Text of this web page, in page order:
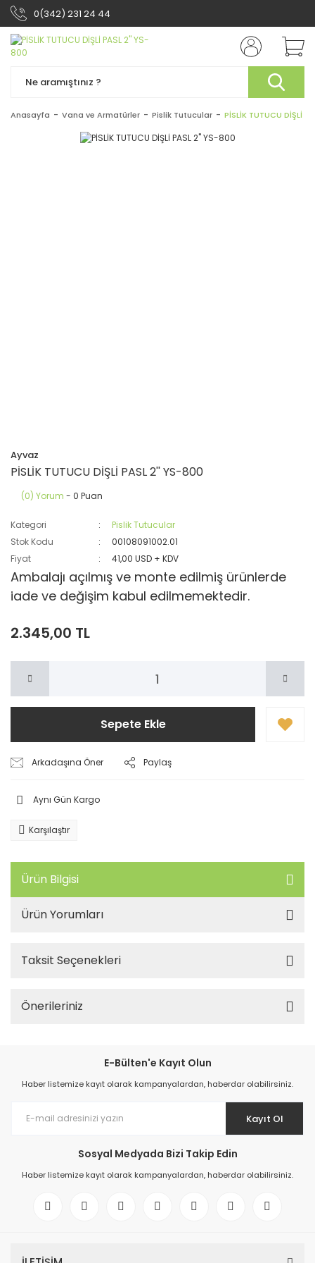
0(342) 231 24 44
Anasayfa Vana ve Armatürler Pislik Tutucular PİSLİK TUTUCU DİŞLİ
Ayvaz
PİSLİK TUTUCU DİŞLİ PASL 2'' YS-800
(0) Yorum - 0 Puan
Kategori
Pislik Tutucular
Stok Kodu
00108091002.01
Fiyat
41,00 USD + KDV
Ambalajı açılmış ve monte edilmiş ürünlerde
iade ve değişim kabul edilmemektedir.
2.345,00 TL
Sepete Ekle
Arkadaşına Öner Paylaş
Aynı Gün Kargo
Karşılaştır
Ürün Bilgisi
Ürün Yorumları
Taksit Seçenekleri
Önerileriniz
E-Bülten'e Kayıt Olun
Haber listemize kayıt olarak kampanyalardan, haberdar olabilirsiniz.
Kayıt Ol
Sosyal Medyada Bizi Takip Edin
Haber listemize kayıt olarak kampanyalardan, haberdar olabilirsiniz.